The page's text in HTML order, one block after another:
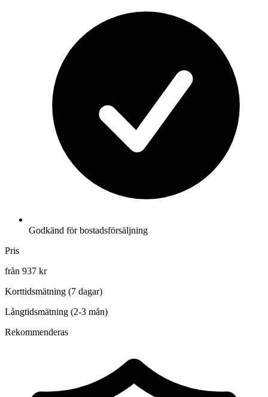
Godkänd för bostadsförsäljning
Pris
från 937 kr
Korttidsmätning (7 dagar)
Långtidsmätning (2-3 mån)
Rekommenderas